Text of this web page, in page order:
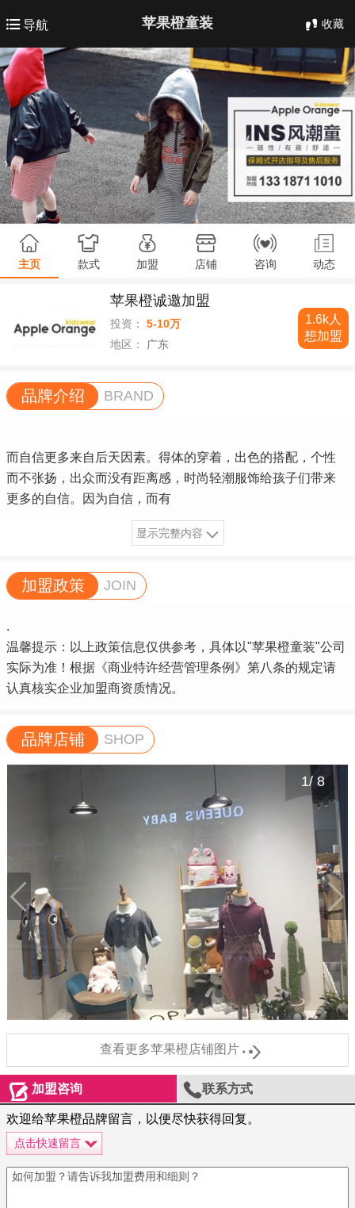
导航 苹果橙童装 收藏
主页 款式 加盟 店铺 咨询 动态
苹果橙诚邀加盟
投资：
5-10万
地区：
广东
1.6k人
想加盟
品牌介绍 BRAND
而自信更多来自后天因素。得体的穿着，出色的搭配，个性
而不张扬，出众而没有距离感，时尚轻潮服饰给孩子们带来
更多的自信。因为自信，而有
显示完整内容
加盟政策 JOIN
.
温馨提示：以上政策信息仅供参考，具体以"苹果橙童装"公司
实际为准！根据《商业特许经营管理条例》第八条的规定请
认真核实企业加盟商资质情况。
品牌店铺 SHOP
1/8
查看更多苹果橙店铺图片
加盟咨询 联系方式
欢迎给苹果橙品牌留言，以便尽快获得回复。
点击快速留言